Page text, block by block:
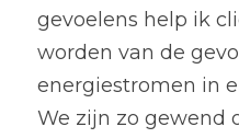
gevoelens help ik
worden van de
energiestromen in
We zijn zo gewend